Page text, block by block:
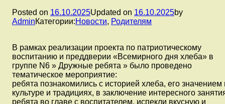
Posted on 16.10.2025Updated on 16.10.2025by
AdminКатегории:Новости, Родителям
В рамках реализации проекта по патриотическому
воспитанию и преддверии «Всемирного дня хлеба» в
группе N6 » Дружные ребята » было проведено
тематическое мероприятие:
ребята познакомились с историей хлеба, его значением
культуре и традициях, в заключение интересного
ребята во главе с воспитателем, испекли вкусную и